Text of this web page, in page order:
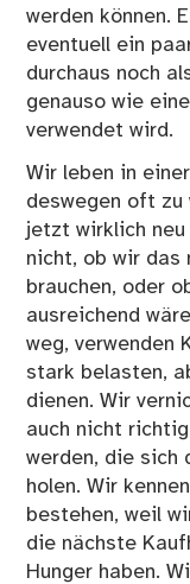
werden können.
eventuell ein
durchaus noch
genauso wie
verwendet wird.
Wir leben in
deswegen oft zu
jetzt wirklich neu
nicht, ob wir das
brauchen, oder
ausreichend
weg, verwenden
stark belasten,
dienen. Wir
auch nicht
werden, die sich
holen. Wir
bestehen, weil
die nächste
Hunger haben.